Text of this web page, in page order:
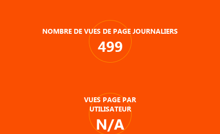
NOMBRE DE VUES DE PAGE JOURNALIERS
499
VUES PAGE PAR
UTILISATEUR
N/A